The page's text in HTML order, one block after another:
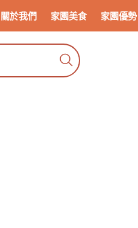
關於我們 家園美食 家園優勢